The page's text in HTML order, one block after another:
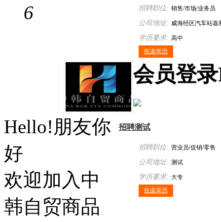
招聘职位: 销售/市场/业务员
公司地址: 威海经区汽车站嘉
楼710室
学历要求: 高中
投递简历
招聘测试
招聘职位: 营业员/促销/零售
公司地址: 测试
学历要求: 大专
投递简历
6
会员登录
Hello!朋友你
好
欢迎加入中
韩自贸商品